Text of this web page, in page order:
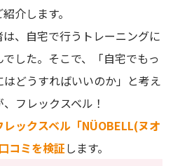
介します。
、自宅で行うトレーニングに
した。そこで、「自宅でもっ
どうすればいいのか」と考え
フレックスベル！
レックスベル「NÜOBELL(ヌオ
コミを検証します。